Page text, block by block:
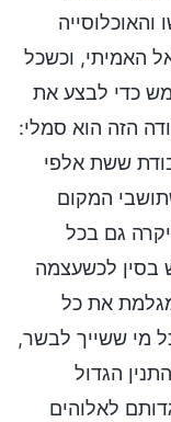
האמיתי, וכשכל
כדי לבצע את
הזה הוא סמלי:
ששת אלפי
המקום
גם בכל
בסין לכשעצמה
את כל
מי ששייך לבשר,
הגדול
לאלוהים